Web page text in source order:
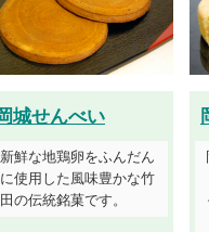
城せんべい
新鮮な地鶏卵をふんだん
に使用した風味豊かな竹
田の伝統銘菓です。